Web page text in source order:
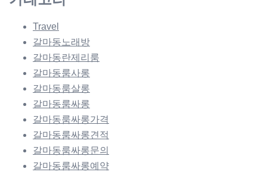
Travel
갈마동노래방
갈마동란제리룸
갈마동룸사롱
갈마동룸살롱
갈마동룸싸롱
갈마동룸싸롱가격
갈마동룸싸롱견적
갈마동룸싸롱문의
갈마동룸싸롱예약